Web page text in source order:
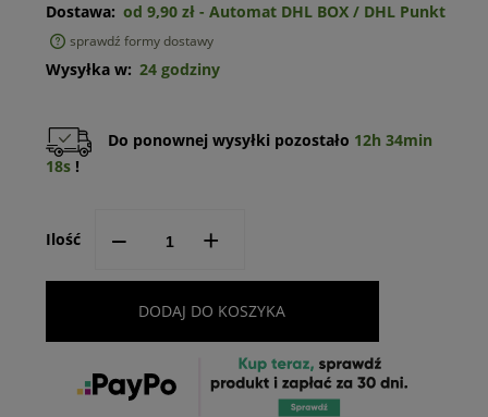
Dostawa: od 9,90 zł - Automat DHL BOX / DHL Punkt
sprawdź formy dostawy
Wysyłka w: 24 godziny
Do ponownej wysyłki pozostało 12h 34min
18s!
Ilość -- +
DODAJ DO KOSZYKA